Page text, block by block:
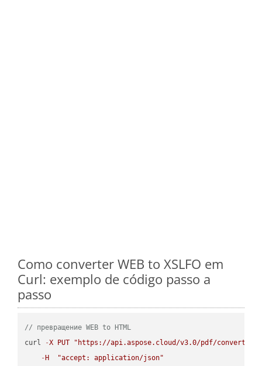
Como converter WEB to XSLFO em
Curl: exemplo de código passo a
passo
// превращение WEB to HTML
curl
-X PUT
"https://api.aspose.cloud/v3.0/pdf/convert/
- H
"accept: application/json"